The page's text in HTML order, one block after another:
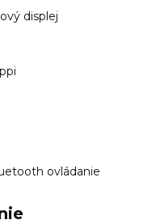
displej
ovládanie